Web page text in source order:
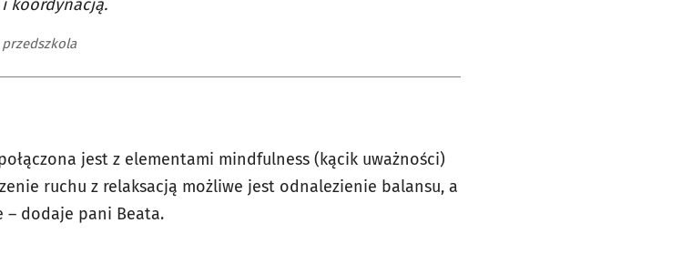
koordynacją.
jest z elementami mindfulness (kącik uważności)
ruchu z relaksacją możliwe jest odnalezienie balansu, a
– dodaje pani Beata.